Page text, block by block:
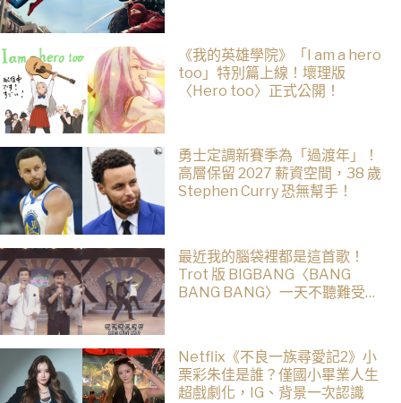
《我的英雄學院》「I am a hero
too」特別篇上線！壞理版
〈Hero too〉正式公開！
勇士定調新賽季為「過渡年」！
高層保留 2027 薪資空間，38 歲
Stephen Curry 恐無幫手！
最近我的腦袋裡都是這首歌！
Trot 版 BIGBANG〈BANG
BANG BANG〉一天不聽難受，
Netflix《不良一族尋愛記2》小
栗彩朱佳是誰？僅國小畢業人生
超戲劇化，IG、背景一次認識